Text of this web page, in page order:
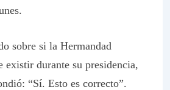
sobre si la Hermandad
existir durante su presidencia,
“Sí. Esto es correcto”.